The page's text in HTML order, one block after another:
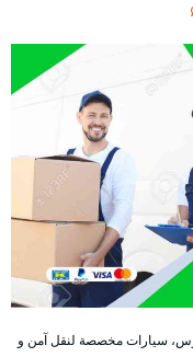
سيارات مخصصة لنقل آمن و